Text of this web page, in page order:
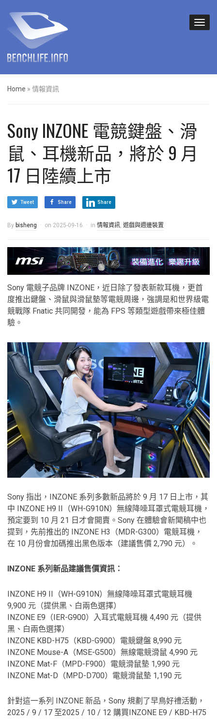
Home » 情報資訊
Sony INZONE 電競鍵盤、滑
鼠、耳機新品，將於 9 月
17 日陸續上市
Tweet Share Share
By bisheng on 2025-09-16 in 情報資訊, 遊戲與週邊裝置
Sony 電競子品牌 INZONE，近日除了發表新款耳機，更首
度推出鍵盤、滑鼠與滑鼠墊等電競周邊，強調是和世界級電
競戰隊 Fnatic 共同開發，能為 FPS 等類型遊戲帶來極佳體
驗。
Sony 指出，INZONE 系列多數新品將於 9 月 17 日上市，其
中 INZONE H9 II（WH-G910N）無線降噪耳罩式電競耳機，
預定要到 10 月 21 日才會開賣。Sony 在體驗會新聞稿中也
提到，先前推出的 INZONE H3（MDR-G300）電競耳機，
在 10 月份會加碼推出黑色版本（建議售價 2,790 元）。
INZONE 系列新品建議售價資訊：
INZONE H9 II（WH-G910N）無線降噪耳罩式電競耳機
9,900 元（提供黑、白兩色選擇）
INZONE E9（IER-G900）入耳式電競耳機 4,490 元（提供
黑、白兩色選擇）
INZONE KBD-H75（KBD-G900）電競鍵盤 8,990 元
INZONE Mouse-A（MSE-G500）無線電競滑鼠 4,990 元
INZONE Mat-F（MPD-F900）電競滑鼠墊 1,990 元
INZONE Mat-D（MPD-D700）電競滑鼠墊 1,190 元
針對這一系列 INZONE 新品，Sony 規劃了早鳥好禮活動，
2025 / 9 / 17 至2025 / 10 / 12 購買INZONE E9 / KBD-H75